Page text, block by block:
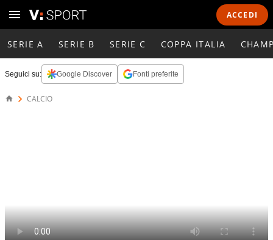
ACCEDI
SERIE A SERIE B SERIE C COPPA ITALIA
Seguici su: Google Discover Fonti preferite
CALCIO